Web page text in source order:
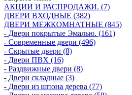
АКЦИИ И РАСПРОДАЖИ. (7)
ДВЕРИ ВХОДНЫЕ (382)
ДВЕРИ МЕЖКОМНАТНЫЕ (845)
- Двери покрытые Эмалью. (161)
- Современные двери (496)
- Скрытые двери (8)
- Двери ПВХ (16)
- Раздвижные двери (8)
- Двери складные (3)
- Двери из шпона дерева (77)